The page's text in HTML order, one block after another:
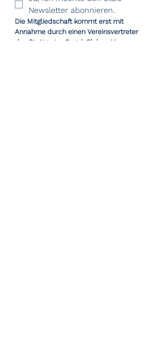
Newsletter abonnieren.
Die Mitgliedschaft kommt erst mit
Annahme durch einen Vereinsvertreter
des Stuttgarter Segel-Clubs e.V.